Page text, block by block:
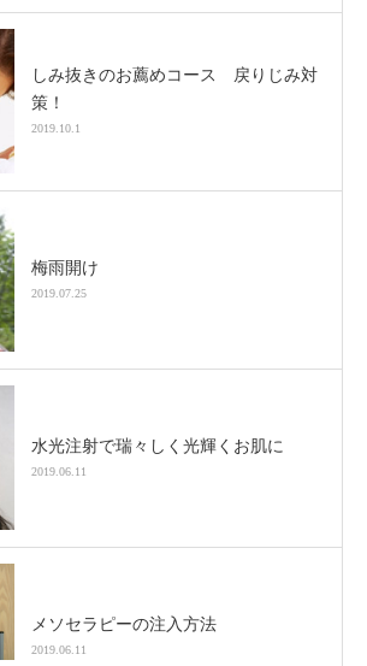
しみ抜きのお薦めコース 戻りじみ対
策！
2019.10.1
梅雨開け
2019.07.25
水光注射で瑞々しく光輝くお肌に
2019.06.11
メソセラピーの注入方法
2019.06.11